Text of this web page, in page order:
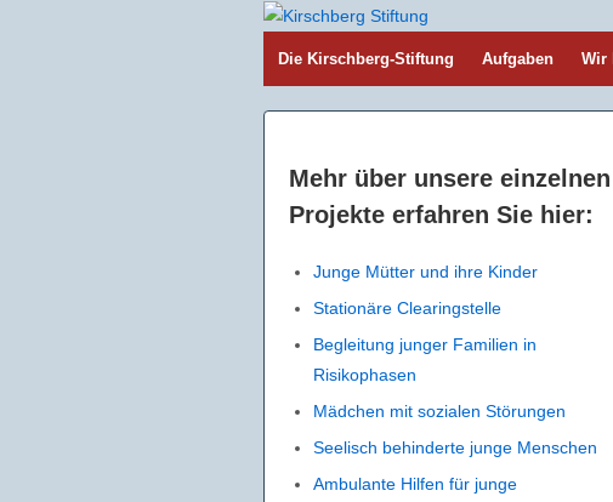
Die Kirschberg-Stiftung Aufgaben Wir
Mehr über unsere einzelnen
Projekte erfahren Sie hier:
Junge Mütter und ihre Kinder
Stationäre Clearingstelle
Begleitung junger Familien in
Risikophasen
Mädchen mit sozialen Störungen
Seelisch behinderte junge Menschen
Ambulante Hilfen für junge